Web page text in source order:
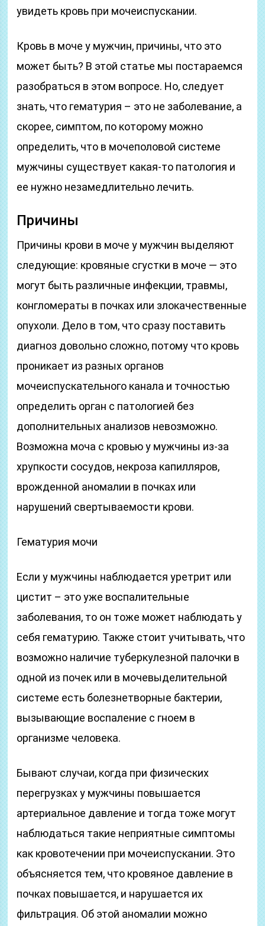
увидеть кровь при мочеиспускании.
Кровь в моче у мужчин, причины, что это
может быть? В этой статье мы постараемся
разобраться в этом вопросе. Но, следует
знать, что гематурия – это не заболевание, а
скорее, симптом, по которому можно
определить, что в мочеполовой системе
мужчины существует какая-то патология и
ее нужно незамедлительно лечить.
Причины
Причины крови в моче у мужчин выделяют
следующие: кровяные сгустки в моче — это
могут быть различные инфекции, травмы,
конгломераты в почках или злокачественные
опухоли. Дело в том, что сразу поставить
диагноз довольно сложно, потому что кровь
проникает из разных органов
мочеиспускательного канала и точностью
определить орган с патологией без
дополнительных анализов невозможно.
Возможна моча с кровью у мужчины из-за
хрупкости сосудов, некроза капилляров,
врожденной аномалии в почках или
нарушений свертываемости крови.
Гематурия мочи
Если у мужчины наблюдается уретрит или
цистит – это уже воспалительные
заболевания, то он тоже может наблюдать у
себя гематурию. Также стоит учитывать, что
возможно наличие туберкулезной палочки в
одной из почек или в мочевыделительной
системе есть болезнетворные бактерии,
вызывающие воспаление с гноем в
организме человека.
Бывают случаи, когда при физических
перегрузках у мужчины повышается
артериальное давление и тогда тоже могут
наблюдаться такие неприятные симптомы
как кровотечении при мочеиспускании. Это
объясняется тем, что кровяное давление в
почках повышается, и нарушается их
фильтрация. Об этой аномалии можно